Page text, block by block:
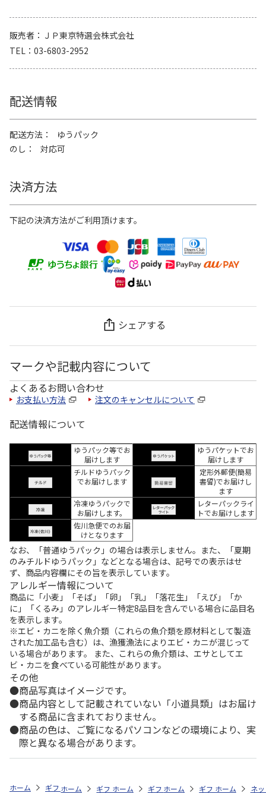
販売者
ＪＰ東京特選会株式会社
TEL
03-6803-2952
配送情報
配送方法
ゆうパック
のし
対応可
決済方法
下記の決済方法がご利用頂けます。
シェアする
マークや記載内容について
よくあるお問い合わせ
お支払い方法 注文のキャンセルについて
配送情報について
ゆうパック等でお
届けします
ゆうパケットでお
届けします
チルドゆうパック
でお届けします
定形外郵便(簡易
書留)でお届けし
ます
冷凍ゆうパックで
お届けします。
レターパックライ
トでお届けします
佐川急便でのお届
けとなります
なお、「普通ゆうパック」の場合は表示しません。また、「夏期
のみチルドゆうパック」などとなる場合は、記号での表示はせ
ず、商品内容欄にその旨を表示しています。
アレルギー情報について
商品に「小麦」「そば」「卵」「乳」「落花生」「えび」「か
に」「くるみ」のアレルギー特定8品目を含んでいる場合に品目名
を表示します。
※エビ・カニを除く魚介類（これらの魚介類を原材料として製造
された加工品も含む）は、漁獲漁法によりエビ・カニが混じって
いる場合があります。 また、これらの魚介類は、エサとしてエ
ビ・カニを食べている可能性があります。
その他
商品写真はイメージです。
商品内容として記載されていない「小道具類」はお届け
する商品に含まれておりません。
商品の色は、ご覧になるパソコンなどの環境により、実
際と異なる場合があります。
ホーム ギフトストア お中元・夏ギフト特集 2026 お菓子・スイーツ
ホーム ギフトストア お中元・夏ギフト特集 2026
ホーム ギフトストア お中元・夏ギフト
ホーム ギフトストア お
ホーム ネ